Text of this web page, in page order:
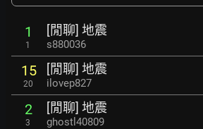
1
1
[閒聊] 地震
s880036
15
20
[閒聊] 地震
ilovep827
2
3
[閒聊] 地震
ghostl40809